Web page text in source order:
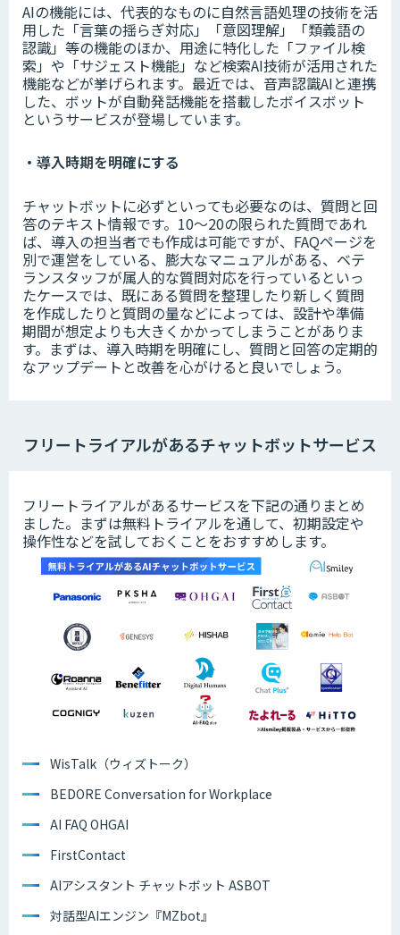
AIの機能には、代表的なものに自然言語処理の技術を活
用した「言葉の揺らぎ対応」「意図理解」「類義語の
認識」等の機能のほか、用途に特化した「ファイル検
索」や「サジェスト機能」など検索AI技術が活用された
機能などが挙げられます。最近では、音声認識AIと連携
した、ボットが自動発話機能を搭載したボイスボット
というサービスが登場しています。
・導入時期を明確にする
チャットボットに必ずといっても必要なのは、質問と回
答のテキスト情報です。10～20の限られた質問であれ
ば、導入の担当者でも作成は可能ですが、FAQページを
別で運営をしている、膨大なマニュアルがある、ベテ
ランスタッフが属人的な質問対応を行っているといっ
たケースでは、既にある質問を整理したり新しく質問
を作成したりと質問の量などによっては、設計や準備
期間が想定よりも大きくかかってしまうことがありま
す。まずは、導入時期を明確にし、質問と回答の定期的
なアップデートと改善を心がけると良いでしょう。
フリートライアルがあるチャットボットサービス
フリートライアルがあるサービスを下記の通りまとめ
ました。まずは無料トライアルを通して、初期設定や
操作性などを試しておくことをおすすめします。
WisTalk（ウィズトーク）
BEDORE Conversation for Workplace
AI FAQ OHGAI
FirstContact
AIアシスタント チャットボット ASBOT
対話型AIエンジン『MZbot』